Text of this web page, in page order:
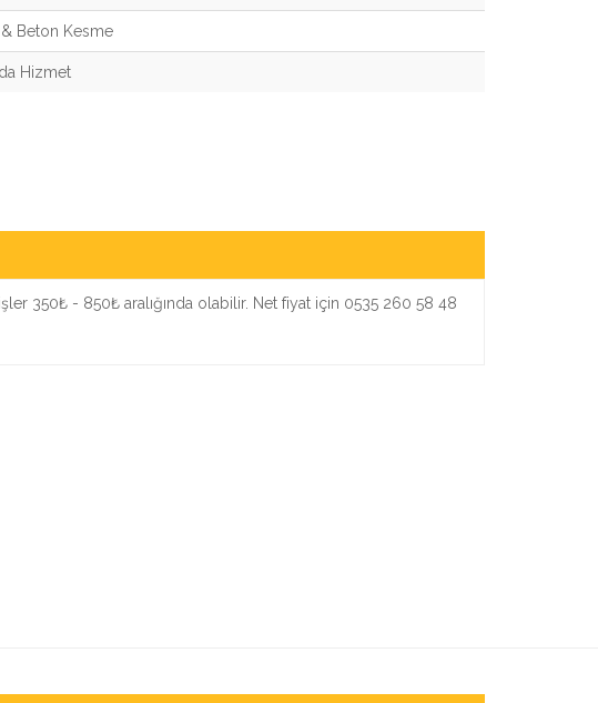
Beton Kesme
Hizmet
350₺ - 850₺ aralığında olabilir. Net fiyat için 0535 260 58 48